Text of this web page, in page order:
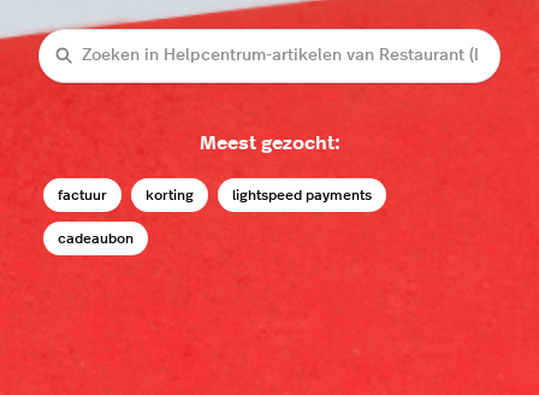
Zoeken
Meest gezocht:
factuur korting lightspeed payments
cadeaubon